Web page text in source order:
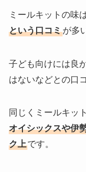
ミールキットの味
という口コミが多
子ども向けには良
はないなどとの口
同じくミールキッ
オイシックスや伊
ク上です。